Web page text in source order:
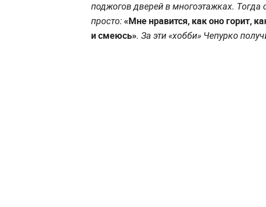
поджогов дверей в многоэтажках. Тогда
просто:«Мне нравится, как оно горит,
и смеюсь». За эти «хобби» Чепурко